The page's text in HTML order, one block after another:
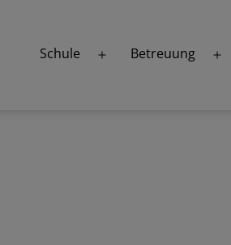
Schule
Menü
Betreuung